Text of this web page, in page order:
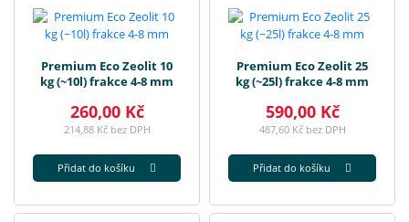
Premium Eco Zeolit 10
kg (~10l) frakce 4-8 mm
260,00 Kč
214,88 Kč bez DPH
Přidat do košíku
Premium Eco Zeolit 25
kg (~25l) frakce 4-8 mm
590,00 Kč
487,60 Kč bez DPH
Přidat do košíku